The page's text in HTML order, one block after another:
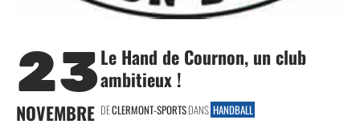
23
NOVEMBRE
Le Hand de Cournon, un club
ambitieux !
DECLERMONT-SPORTSDANS HANDBALL